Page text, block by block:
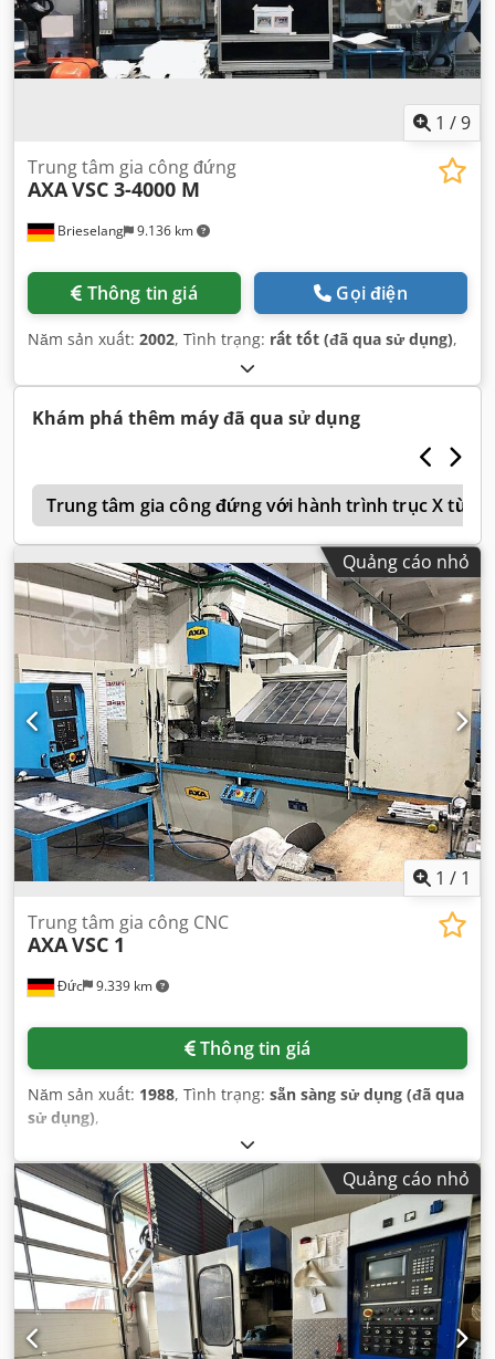
1 /9
Brieselang 9.136 km
Trung tâm gia công đứng
AXAVSC 3-4000 M
Thông tin giá Gọi điện
Năm sản xuất: 2002, Tình trạng: rất tốt (đã qua sử dụng),
Khám phá thêm máy đã qua sử dụng
Trung tâm gia công đứng với hành trình trục X từ
Quảng cáo nhỏ
1 / 1
Đức 9.339 km
Trung tâm gia công CNC
AXAVSC 1
Thông tin giá
Năm sản xuất: 1988, Tình trạng: sẵn sàng sử dụng (đã qua
sử dụng),
Quảng cáo nhỏ